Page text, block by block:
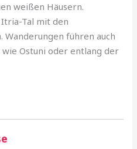
weißen Häusern.
Tal mit den
führen auch
Ostuni oder entlang der